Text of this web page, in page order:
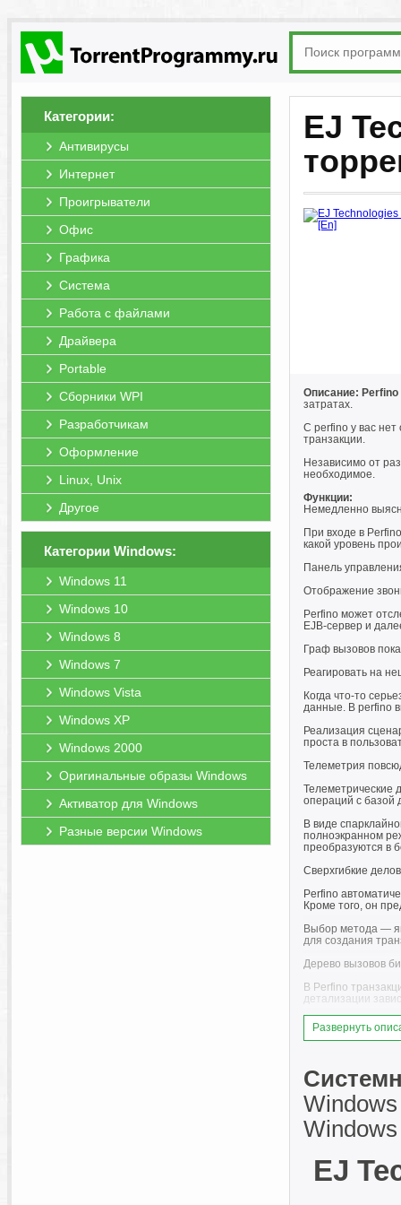
Категории:
Антивирусы
Интернет
Проигрыватели
Офис
Графика
Система
Работа с файлами
Драйвера
Portable
Сборники WPI
Разработчикам
Оформление
Linux, Unix
Другое
Категории Windows:
Windows 11
Windows 10
Windows 8
Windows 7
Windows Vista
Windows XP
Windows 2000
Оригинальные образы Windows
Активатор для Windows
Разные версии Windows
EJ
Описание: Perfino
затратах.
С perfino у вас нет
транзакции.
Независимо от
необходимое.
Функции:
Немедленно
При входе в
какой уровень
Панель
Отображение
Perfino может
EJB-сервер и
Граф вызовов
Реагировать на
Когда что-то
данные. В perfino
Реализация
проста в
Телеметрия
Телеметрические
операций с базой
В виде
полноэкранном
преобразуются в
Сверхгибкие
Perfino
Кроме того, он
Выбор метода —
для создания
Дерево вызовов
В Perfino
детализации
Нарушения
изолированно.
Операции с
Когда вы задаете
трассировками
Метод
Для
выборку на
Развернуть
EJ